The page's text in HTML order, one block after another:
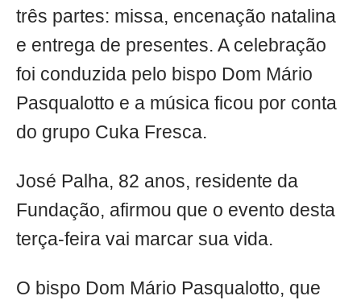
três partes: missa, encenação natalina
e entrega de presentes. A celebração
foi conduzida pelo bispo Dom Mário
Pasqualotto e a música ficou por conta
do grupo Cuka Fresca.
José Palha, 82 anos, residente da
Fundação, afirmou que o evento desta
terça-feira vai marcar sua vida.
O bispo Dom Mário Pasqualotto, que